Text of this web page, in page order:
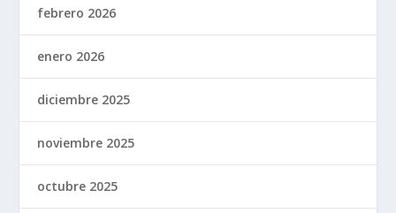
febrero 2026
enero 2026
diciembre 2025
noviembre 2025
octubre 2025